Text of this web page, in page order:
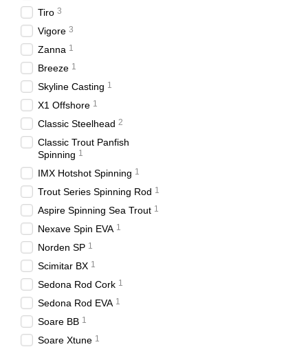
Tiro 3
Vigore 3
Zanna 1
Breeze 1
Skyline Casting 1
X1 Offshore 1
Classic Steelhead 2
Classic Trout Panfish
Spinning 1
IMX Hotshot Spinning 1
Trout Series Spinning Rod 1
Aspire Spinning Sea Trout 1
Nexave Spin EVA 1
Norden SP 1
Scimitar BX 1
Sedona Rod Cork 1
Sedona Rod EVA 1
Soare BB 1
Soare Xtune 1